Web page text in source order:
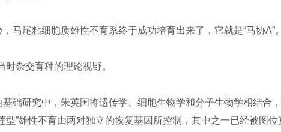
马尾粘细胞质雄性不育系终于成功培育出来了，它就是“马协A”。
杂交育种的理论视野。
础研究中，朱英国将遗传学、细胞生物学和分子生物学相结合
型”雄性不育由两对独立的恢复基因所控制，其中之一已经被图位